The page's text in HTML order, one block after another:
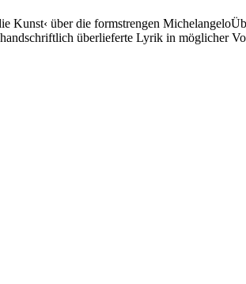
Kunst‹ über die formstrengen
überlieferte Lyrik in möglicher